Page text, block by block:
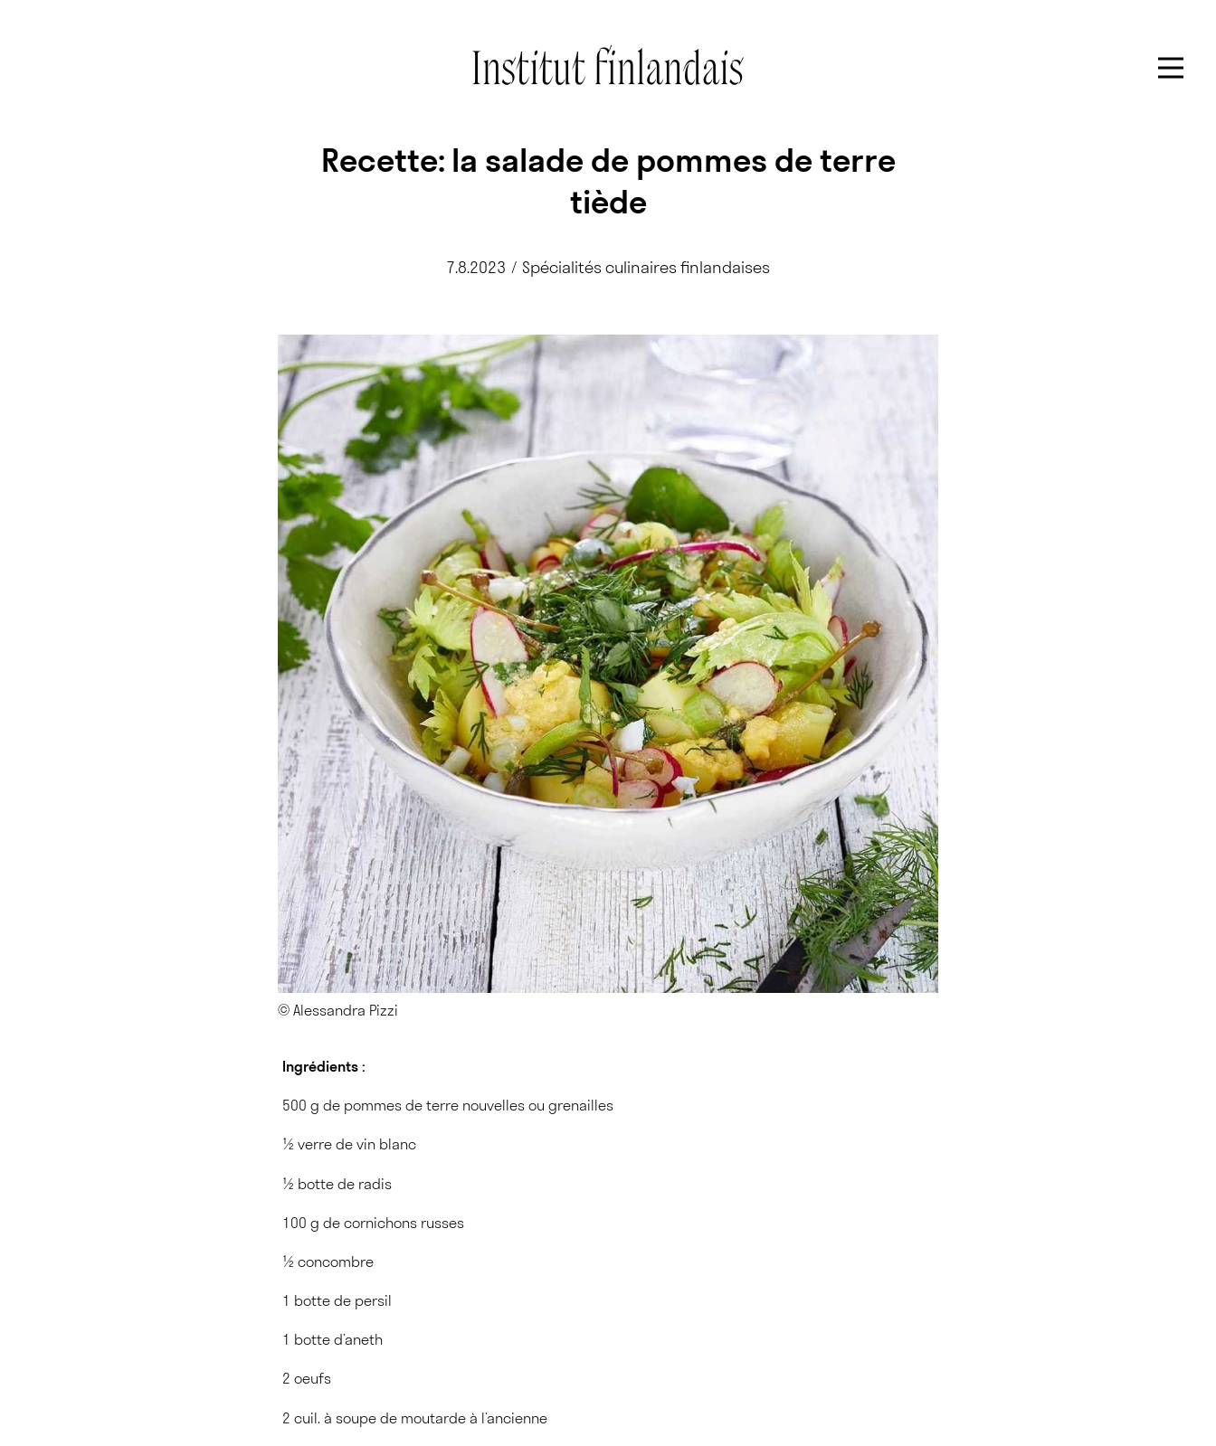
Recette: la salade de pommes de terre
tiède
7.8.2023 / Spécialités culinaires finlandaises
© Alessandra Pizzi
Ingrédients :
500 g de pommes de terre nouvelles ou grenailles
½ verre de vin blanc
½ botte de radis
100 g de cornichons russes
½ concombre
1 botte de persil
1 botte d’aneth
2 oeufs
2 cuil. à soupe de moutarde à l’ancienne